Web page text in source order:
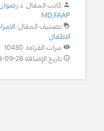
كاتب المقال:
MD,FAAP
تصنيف المقال:
الاطفال
مرات القراءة: 10430
تاريخ الإضافة 28-09-2019